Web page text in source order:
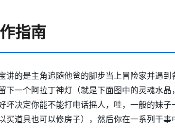
指南
讲的是主角追随他爸的脚步当上冒险家并遇
下一个阿拉丁神灯（就是下面图中的灵魂水
坏决定你能不能打电话摇人，哇，一般的妹
买道具也可以修房子），然后你在一系列干